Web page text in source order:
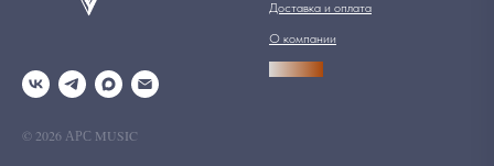
© 2026 АРС MUSIC
Доставка и оплата
О компании